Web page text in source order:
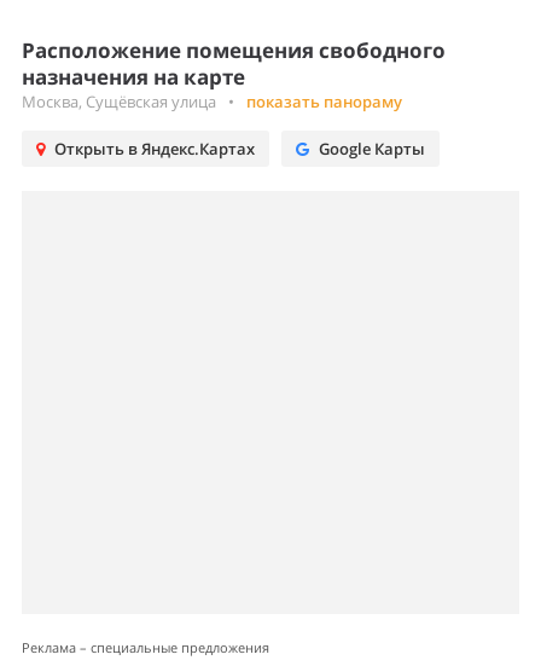
Расположение помещения свободного
назначения на карте
Москва, Сущёвская улица • показать панораму
Открыть в Яндекс.Картах Google Карты
Реклама – специальные предложения